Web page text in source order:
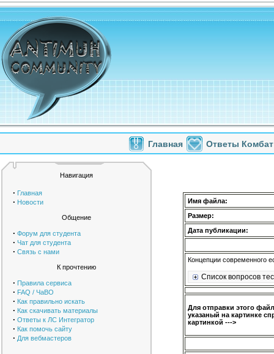
Главная Ответы Комбат
Навигация
· Главная
· Новости
Общение
· Форум для студента
· Чат для студента
· Связь с нами
К прочтению
· Правила сервиса
· FAQ / ЧаВО
· Как правильно искать
· Как скачивать материалы
· Ответы к ЛС Интегратор
· Как помочь сайту
· Для вебмастеров
Имя файла:
Размер:
Дата публикации:
Концепции современного
Список вопросов
Для отправки этого
указаный на картинке
картинкой --->